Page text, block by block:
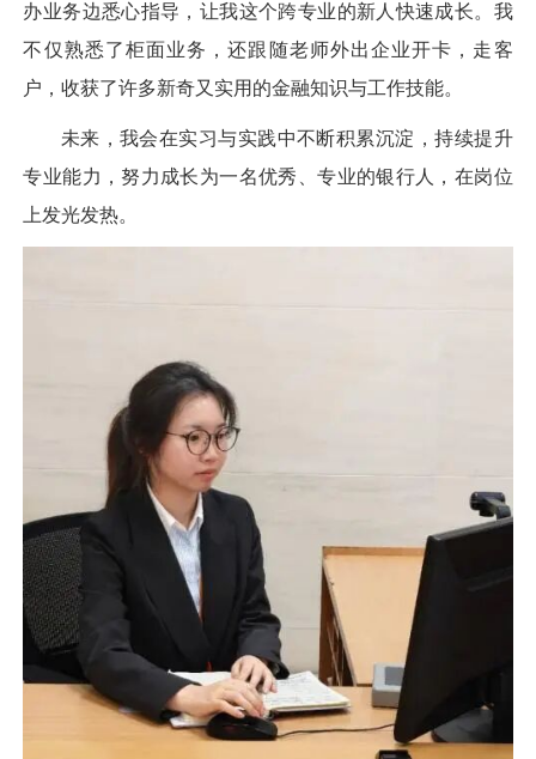
办业务边悉心指导，让我这个跨专业的新人快速成长。我
不仅熟悉了柜面业务，还跟随老师外出企业开卡，走客
户，收获了许多新奇又实用的金融知识与工作技能。
未来，我会在实习与实践中不断积累沉淀，持续提升
专业能力，努力成长为一名优秀、专业的银行人，在岗位
上发光发热。